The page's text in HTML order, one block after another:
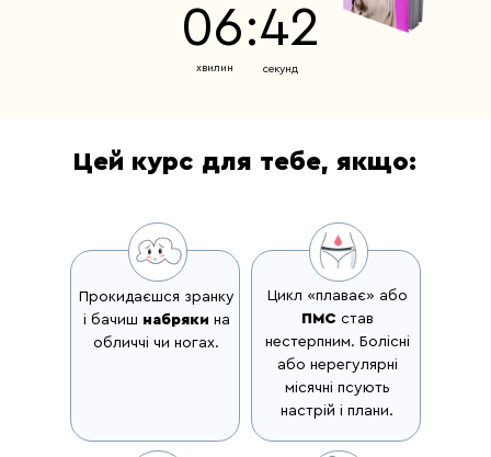
хвилин секунд
06:41
Цей курс для тебе, якщо:
Цикл «плаває» або
ПМС став
нестерпним. Болісні
або нерегулярні
місячні псують
настрій і плани.
Прокидаєшся зранку
і бачиш набряки на
обличчі чи ногах.